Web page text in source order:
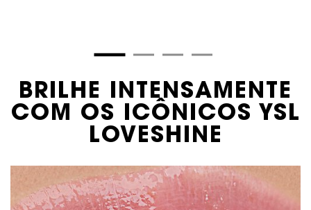
BRILHE INTENSAMENTE
COM OS ICÔNICOS YSL
LOVESHINE